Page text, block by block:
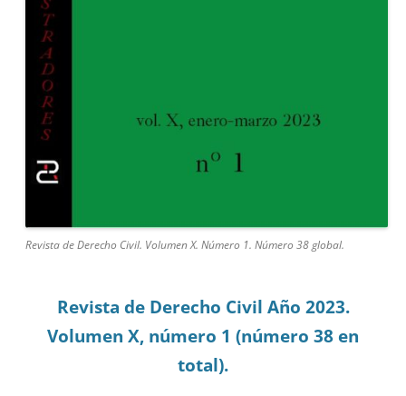
Revista de Derecho Civil. Volumen X. Número 1. Número 38 global.
Revista de Derecho Civil Año 2023.
Volumen X, número 1 (número 38 en
total).